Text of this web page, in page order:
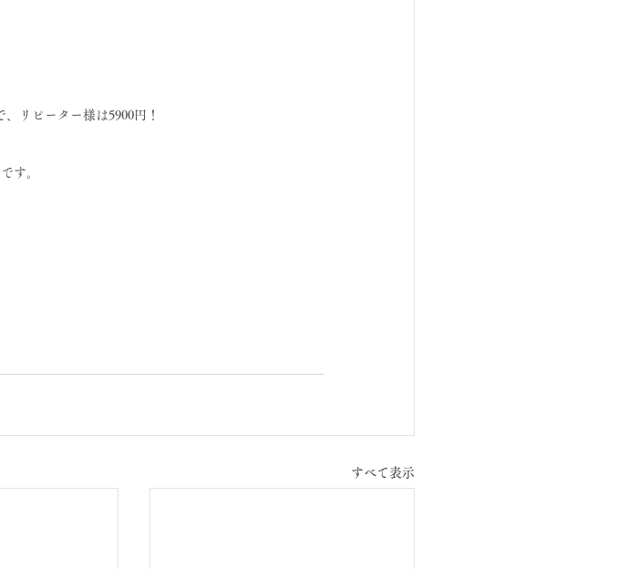
リピーター様は5900円！
す。
すべて表示